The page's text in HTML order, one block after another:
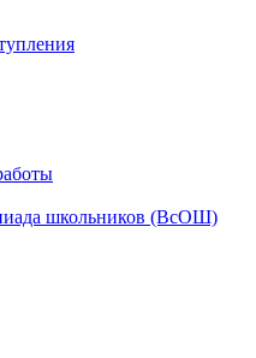
школьников (ВсОШ)